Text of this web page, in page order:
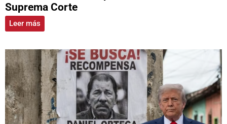
Suprema Corte
Leer más